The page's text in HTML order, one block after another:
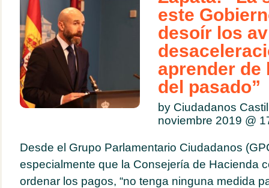
este
desoír los
aprender de
del pasado”
by Ciudadanos
noviembre 2019 @
Desde el Grupo Parlamentario Ciudadanos
especialmente que la Consejería de Hacienda
ordenar los pagos, “no tenga ninguna medida